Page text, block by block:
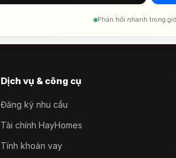
Phản hồi nhanh trong
Dịch vụ & công cụ
Đăng ký nhu cầu
Tài chính HayHomes
Tính khoản vay